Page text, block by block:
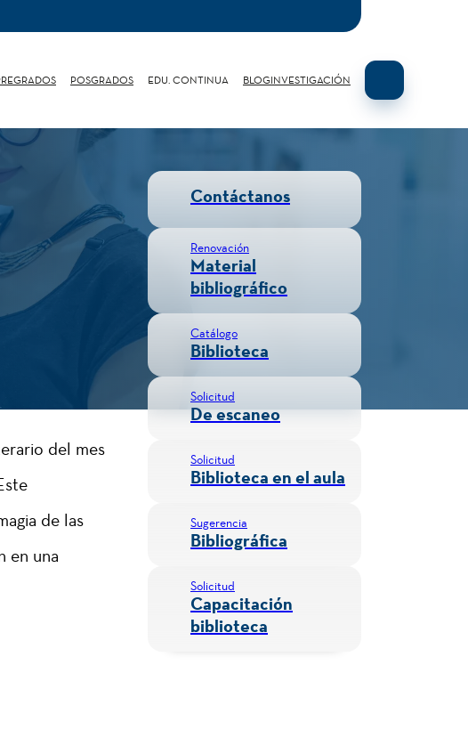
POSGRADOS EDU. CONTINUA BLOGINVESTIGACIÓN
del mes
de las
en una
Contáctanos
Renovación
Material
bibliográfico
Catálogo
Biblioteca
Solicitud
De escaneo
Solicitud
Biblioteca en el aula
Sugerencia
Bibliográfica
Solicitud
Capacitación
biblioteca